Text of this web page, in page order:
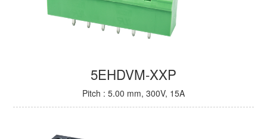
5EHDVM-XXP
Pitch : 5.00 mm, 300V, 15A